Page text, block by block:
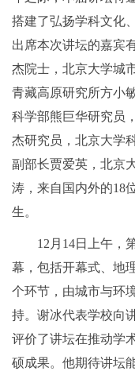
搭建了弘扬学科文化
出席本次讲坛的嘉宾
杰院士，北京大学城
青藏高原研究所方小
科学部熊巨华研究员
杰研究员，北京大学
副部长贾爱英，北京
涛，来自国内外的18
生。
12月14日上午，
幕，包括开幕式、地
个环节，由城市与环
持。谢冰代表学校向
评价了讲坛在推动学
硕成果。他期待讲坛